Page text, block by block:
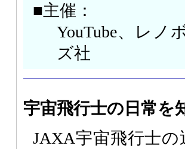
■主催：
YouTube、レノ
ズ社
宇宙飛行士の日常を
JAXA宇宙飛行士